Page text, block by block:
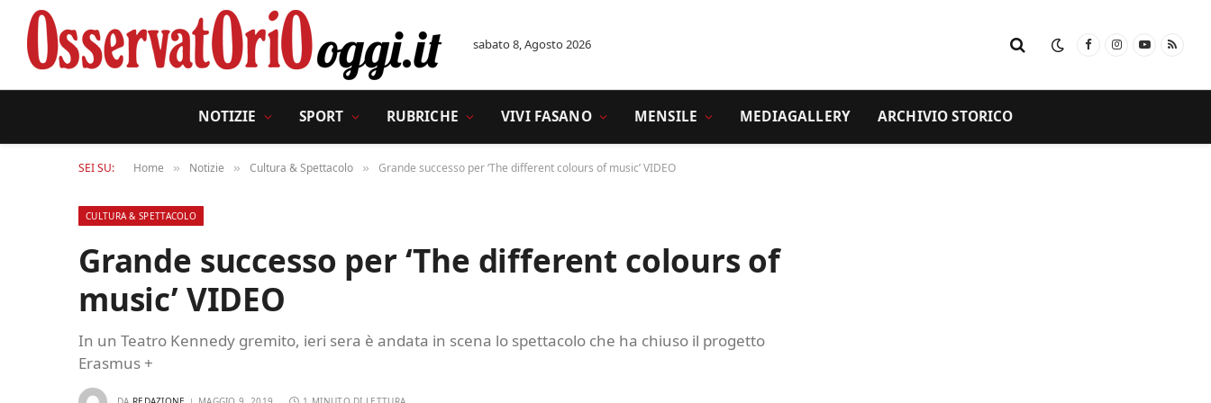
sabato 8, Agosto 2026 FacebookInstagram
YouTube
RSS
NOTIZIE SPORT RUBRICHE VIVI FASANO MENSILE MEDIAGALLERY ARCHIVIO STORICO
SEI SU: Home » Notizie » Cultura & Spettacolo » Grande successo per ‘The different colours of music’ VIDEO
CULTURA & SPETTACOLO
Grande successo per ‘The different colours of
music’ VIDEO
In un Teatro Kennedy gremito, ieri sera è andata in scena lo spettacolo che ha chiuso il progetto
Erasmus +